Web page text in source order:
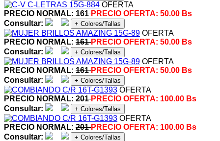
OFERTA
PRECIO NORMAL: 161PRECIO OFERTA: 50.00 Bs
Consultar:
+ Colores/Tallas
OFERTA
PRECIO NORMAL: 161PRECIO OFERTA: 50.00 Bs
Consultar:
+ Colores/Tallas
OFERTA
PRECIO NORMAL: 161PRECIO OFERTA: 50.00 Bs
Consultar:
+ Colores/Tallas
OFERTA
PRECIO NORMAL: 201PRECIO OFERTA: 100.00 Bs
Consultar:
+ Colores/Tallas
OFERTA
PRECIO NORMAL: 201PRECIO OFERTA: 100.00 Bs
Consultar:
+ Colores/Tallas